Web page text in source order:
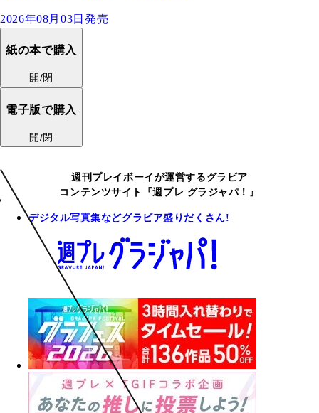
2026年08月03日発売
紙の本で購入
開/閉
電子版で購入
開/閉
週刊プレイボーイが運営するグラビア
コンテンツサイト『週プレ グラジャパ！』
デジタル写真集などグラビア盛りだくさん!